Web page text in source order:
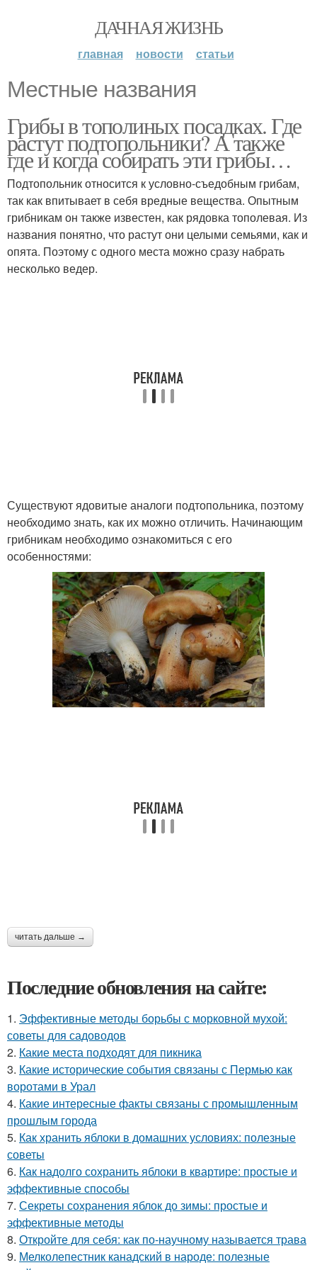
ДАЧНАЯ ЖИЗНЬ
главная новости статьи
Местные названия
Грибы в тополиных посадках. Где
растут подтопольники? А также
где и когда собирать эти грибы…
Подтопольник относится к условно-съедобным грибам,
так как впитывает в себя вредные вещества. Опытным
грибникам он также известен, как рядовка тополевая. Из
названия понятно, что растут они целыми семьями, как и
опята. Поэтому с одного места можно сразу набрать
несколько ведер.
Существуют ядовитые аналоги подтопольника, поэтому
необходимо знать, как их можно отличить. Начинающим
грибникам необходимо ознакомиться с его
особенностями:
читать дальше →
Последние обновления на сайте:
1. Эффективные методы борьбы с морковной мухой:
советы для садоводов
2. Какие места подходят для пикника
3. Какие исторические события связаны с Пермью как
воротами в Урал
4. Какие интересные факты связаны с промышленным
прошлым города
5. Как хранить яблоки в домашних условиях: полезные
советы
6. Как надолго сохранить яблоки в квартире: простые и
эффективные способы
7. Секреты сохранения яблок до зимы: простые и
эффективные методы
8. Откройте для себя: как по-научному называется трава
9. Мелколепестник канадский в народе: полезные